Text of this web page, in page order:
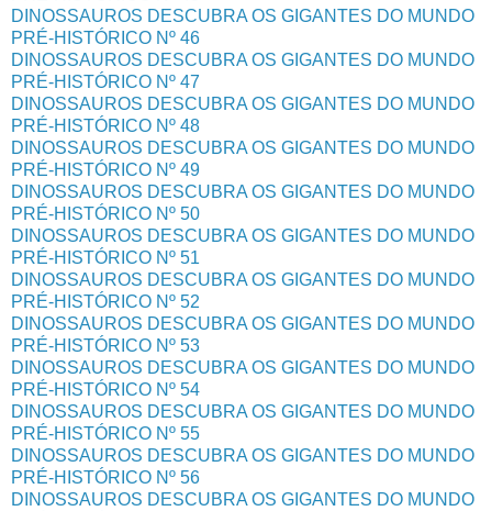
DINOSSAUROS DESCUBRA OS GIGANTES DO MUNDO
PRÉ-HISTÓRICO Nº 46
DINOSSAUROS DESCUBRA OS GIGANTES DO MUNDO
PRÉ-HISTÓRICO Nº 47
DINOSSAUROS DESCUBRA OS GIGANTES DO MUNDO
PRÉ-HISTÓRICO Nº 48
DINOSSAUROS DESCUBRA OS GIGANTES DO MUNDO
PRÉ-HISTÓRICO Nº 49
DINOSSAUROS DESCUBRA OS GIGANTES DO MUNDO
PRÉ-HISTÓRICO Nº 50
DINOSSAUROS DESCUBRA OS GIGANTES DO MUNDO
PRÉ-HISTÓRICO Nº 51
DINOSSAUROS DESCUBRA OS GIGANTES DO MUNDO
PRÉ-HISTÓRICO Nº 52
DINOSSAUROS DESCUBRA OS GIGANTES DO MUNDO
PRÉ-HISTÓRICO Nº 53
DINOSSAUROS DESCUBRA OS GIGANTES DO MUNDO
PRÉ-HISTÓRICO Nº 54
DINOSSAUROS DESCUBRA OS GIGANTES DO MUNDO
PRÉ-HISTÓRICO Nº 55
DINOSSAUROS DESCUBRA OS GIGANTES DO MUNDO
PRÉ-HISTÓRICO Nº 56
DINOSSAUROS DESCUBRA OS GIGANTES DO MUNDO